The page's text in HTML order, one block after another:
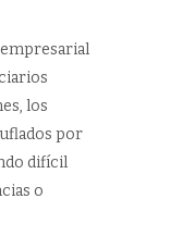
los
por
difícil
o